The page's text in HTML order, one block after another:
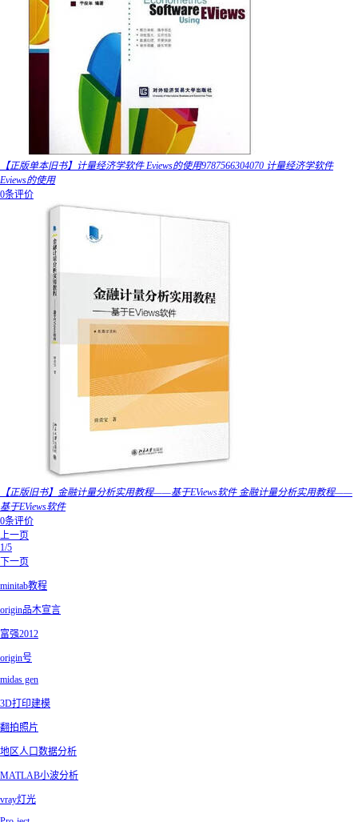
【正版单本旧书】计量经济学软件 Eviews的使用9787566304070 计量经济学软件
Eviews的使用
0条评价
【正版旧书】金融计量分析实用教程——基于EViews软件 金融计量分析实用教程——
基于EViews软件
0条评价
上一页
1/5
下一页
minitab教程
origin品木宣言
富强2012
origin号
midas gen
3D打印建模
翻拍照片
地区人口数据分析
MATLAB小波分析
vray灯光